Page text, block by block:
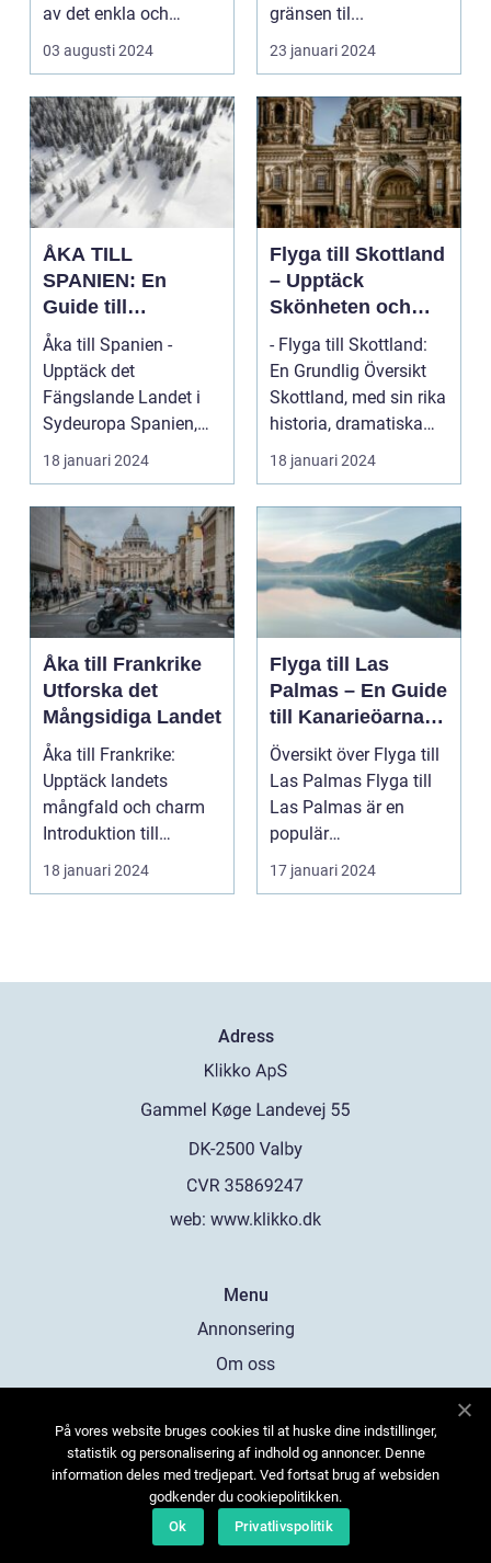
av det enkla och
naturn&aum...
03 augusti 2024
gränsen til...
23 januari 2024
ÅKA TILL
SPANIEN: En
Guide till
Spännande
Resmål och
Resetyper
Åka till Spanien -
Upptäck det
Fängslande Landet i
Sydeuropa Spanien,
beläget i sydvästra
Europa på...
18 januari 2024
Flyga till Skottland
– Upptäck
Skönheten och
Charmen i Detta
Fascinerande
Land
- Flyga till Skottland:
En Grundlig Översikt
Skottland, med sin rika
historia, dramatiska
landskap ...
18 januari 2024
Åka till Frankrike
Utforska det
Mångsidiga Landet
Åka till Frankrike:
Upptäck landets
mångfald och charm
Introduktion till
Frankrike och dess
popular...
18 januari 2024
Flyga till Las
Palmas – En Guide
till Kanarieöarnas
Pärla
Översikt över Flyga till
Las Palmas Flyga till
Las Palmas är en
populär
semesterdestination
för män...
17 januari 2024
Adress
web: www.klikko.dk
Menu
Annonsering
Om oss
Kontakta oss
Sitemap
På vores website bruges cookies til at huske dine indstillinger,
statistik og personalisering af indhold og annoncer. Denne
information deles med tredjepart. Ved fortsat brug af websiden
godkender du cookiepolitikken.
Ok
Privatlivspolitik